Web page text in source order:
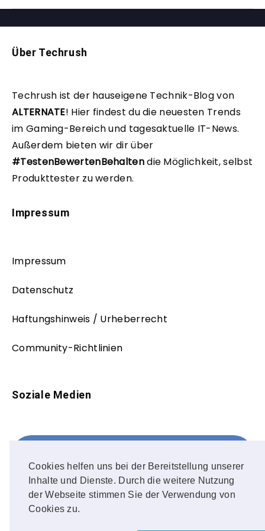
Cookies helfen uns bei der Bereitstellung unserer
Inhalte und Dienste. Durch die weitere Nutzung
der Webseite stimmen Sie der Verwendung von
Cookies zu.
Über Techrush
Techrush ist der hauseigene Technik-Blog von
ALTERNATE! Hier findest du die neuesten Trends
im Gaming-Bereich und tagesaktuelle IT-News.
Außerdem bieten wir dir über
#TestenBewertenBehaltendie Möglichkeit, selbst
Produkttester zu werden.
Impressum
Impressum
Datenschutz
Haftungshinweis / Urheberrecht
Community-Richtlinien
Soziale Medien
FOLLOW ME!
Instagram
OUR PHOTOS!